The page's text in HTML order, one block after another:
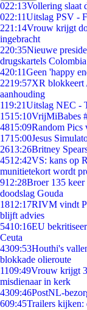
022:13Vollering slaat
022:11Uitslag PSV -
221:14Vrouw krijgt
ingebracht
220:35Nieuwe
drugskartels Colombia
420:11Geen 'happy
2219:57XR blokkeert
aanhouding
119:21Uitslag NEC -
1515:10VrijMiBabes
4815:09Random Pics
1715:00Jesus
2613:26Britney
4512:42VS: kans op
munitietekort wordt
912:28Broer 135 keer
doodslag Gouda
1812:17RIVM vindt
blijft advies
5410:16EU
Ceuta
4309:53Houthi's
blokkade olieroute
1109:49Vrouw krijgt
misdienaar in kerk
4309:46PostNL-
609:45Trailers kijken: